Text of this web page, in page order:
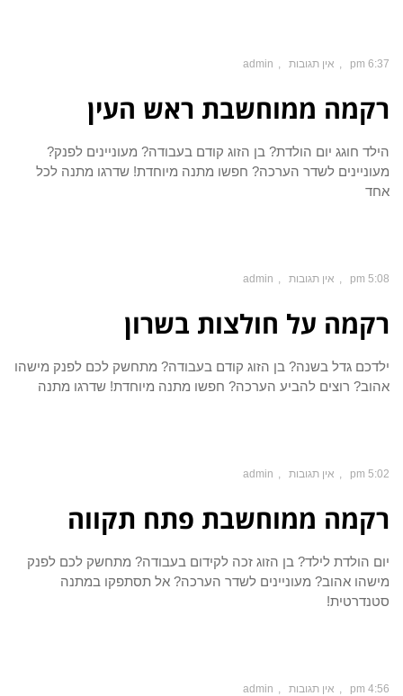
6:37 pm אין תגובות admin
רקמה ממוחשבת ראש העין
הילד חוגג יום הולדת? בן הזוג קודם בעבודה? מעוניינים לפנק?
מעוניינים לשדר הערכה? חפשו מתנה מיוחדת! שדרגו מתנה לכל
אחד
5:08 pm אין תגובות admin
רקמה על חולצות בשרון
ילדכם גדל בשנה? בן הזוג קודם בעבודה? מתחשק לכם לפנק מישהו
אהוב? רוצים להביע הערכה? חפשו מתנה מיוחדת! שדרגו מתנה
5:02 pm אין תגובות admin
רקמה ממוחשבת פתח תקווה
יום הולדת לילד? בן הזוג זכה לקידום בעבודה? מתחשק לכם לפנק
מישהו אהוב? מעוניינים לשדר הערכה? אל תסתפקו במתנה
סטנדרטית!
4:56 pm אין תגובות admin